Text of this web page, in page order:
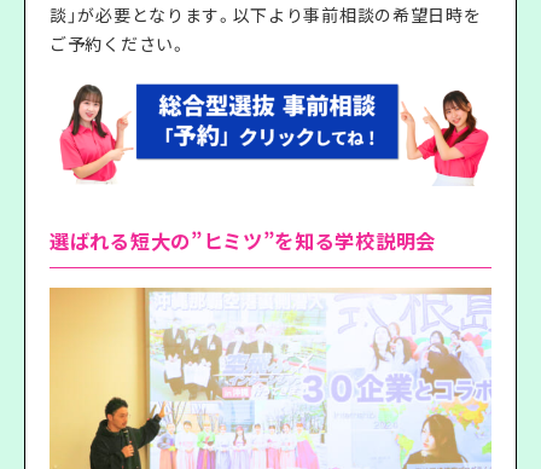
談」が必要となります。以下より事前相談の希望日時を
ご予約ください。
選ばれる短大の”ヒミツ”を知る学校説明会